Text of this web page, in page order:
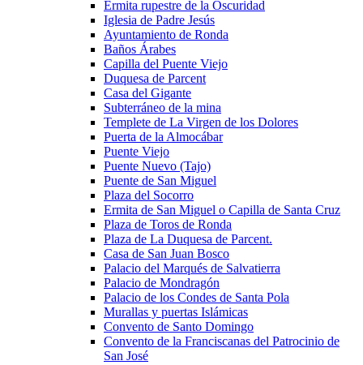
Ermita rupestre de la Oscuridad
Iglesia de Padre Jesús
Ayuntamiento de Ronda
Baños Árabes
Capilla del Puente Viejo
Duquesa de Parcent
Casa del Gigante
Subterráneo de la mina
Templete de La Virgen de los Dolores
Puerta de la Almocábar
Puente Viejo
Puente Nuevo (Tajo)
Puente de San Miguel
Plaza del Socorro
Ermita de San Miguel o Capilla de Santa Cruz
Plaza de Toros de Ronda
Plaza de La Duquesa de Parcent.
Casa de San Juan Bosco
Palacio del Marqués de Salvatierra
Palacio de Mondragón
Palacio de los Condes de Santa Pola
Murallas y puertas Islámicas
Convento de Santo Domingo
Convento de la Franciscanas del Patrocinio de
San José